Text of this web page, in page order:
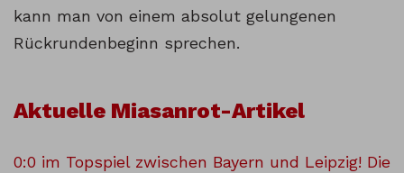
kann man von einem absolut gelungenen
Rückrundenbeginn sprechen.
Aktuelle Miasanrot-Artikel
0:0 im Topspiel zwischen Bayern und Leipzig! Die